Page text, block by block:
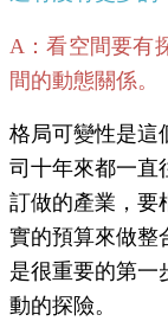
A：看空間要有
間的動態關係。
格局可變性是這
司十年來都一直
訂做的產業，要
實的預算來做整
是很重要的第一
動的探險。